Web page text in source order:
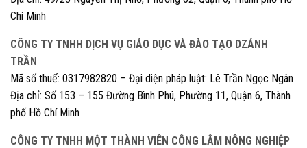
Chí Minh
CÔNG TY TNHH DỊCH VỤ GIÁO DỤC VÀ ĐÀO TẠO DZÁNH
TRẦN
Mã số thuế: 0317982820 – Đại diện pháp luật: Lê Trần Ngọc Ngân
Địa chỉ: Số 153 – 155 Đường Bình Phú, Phường 11, Quận 6, Thành
phố Hồ Chí Minh
CÔNG TY TNHH MỘT THÀNH VIÊN CÔNG LÂM NÔNG NGHIỆP